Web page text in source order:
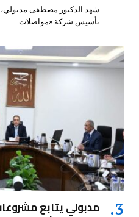
شهد الدكتور مصطفى مدبولي،
تأسيس شركة «مواصلات…
مدبولي يتابع